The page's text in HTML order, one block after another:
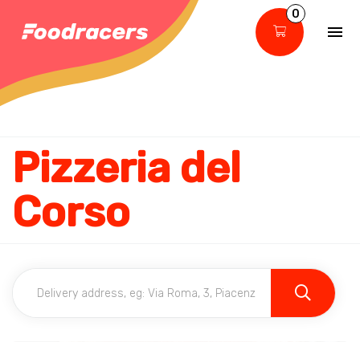
0
Pizzeria del
Corso